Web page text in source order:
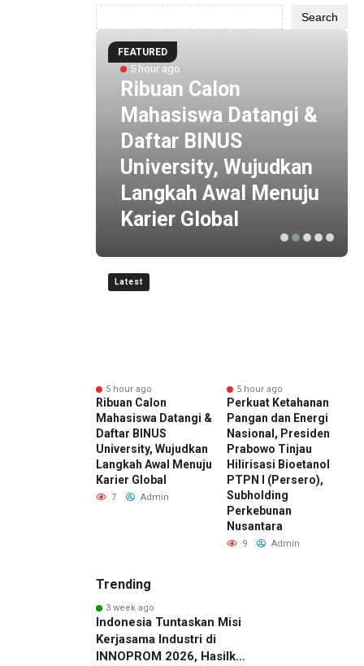
Search
FEATURED
5 hour ago
Ribuan Calon
Mahasiswa Datangi &
Daftar BINUS
University, Wujudkan
Langkah Awal Menuju
Karier Global
Latest
5 hour ago
Ribuan Calon
Mahasiswa Datangi &
Daftar BINUS
University, Wujudkan
Langkah Awal Menuju
Karier Global
7 Admin
5 hour ago
Perkuat Ketahanan
Pangan dan Energi
Nasional, Presiden
Prabowo Tinjau
Hilirisasi Bioetanol
PTPN I (Persero),
Subholding
Perkebunan
Nusantara
9 Admin
Trending
3 week ago
Indonesia Tuntaskan Misi
Kerjasama Industri di
INNOPROM 2026, Hasilkan